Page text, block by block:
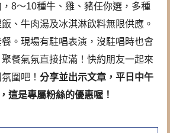
8～10種牛、雞、豬任你選，多種
、牛肉湯及冰淇淋飲料無限供應。
。現場有駐唱表演，沒駐唱時也會
餐氣氛直接拉滿！快約朋友一起來
圍吧！ 分享並出示文章，平日中午
這是專屬粉絲的優惠喔！